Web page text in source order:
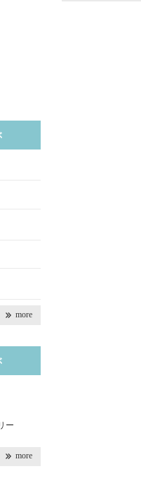
more
ー
more